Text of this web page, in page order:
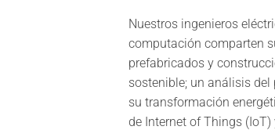
Nuestros ingenieros
computación comparten
prefabricados y
sostenible; un análisis
su transformación
de Internet of Things (IoT)